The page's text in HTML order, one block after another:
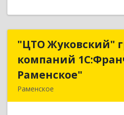
"ЦТО Жуковский"
компаний
Раменское"
Раменское
"ЦТО
компаний